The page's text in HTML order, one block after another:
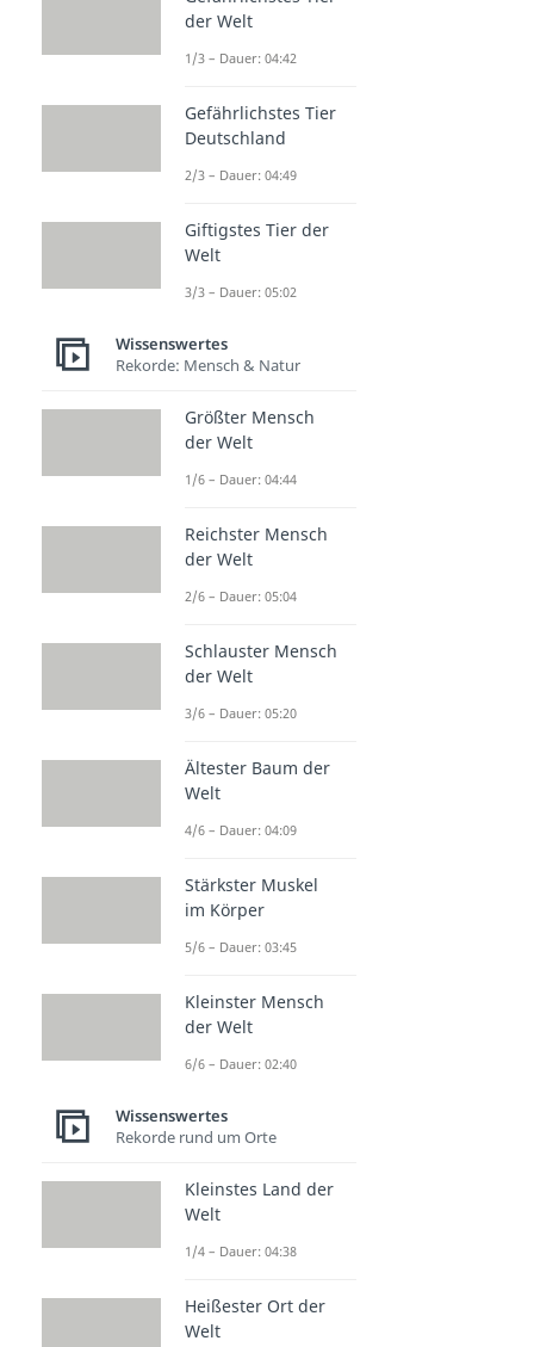
der Welt
1/3 – Dauer: 04:42
Gefährlichstes Tier
Deutschland
2/3 – Dauer: 04:49
Giftigstes Tier der
Welt
3/3 – Dauer: 05:02
Wissenswertes
Rekorde: Mensch & Natur
Größter Mensch
der Welt
1/6 – Dauer: 04:44
Reichster Mensch
der Welt
2/6 – Dauer: 05:04
Schlauster Mensch
der Welt
3/6 – Dauer: 05:20
Ältester Baum der
Welt
4/6 – Dauer: 04:09
Stärkster Muskel
im Körper
5/6 – Dauer: 03:45
Kleinster Mensch
der Welt
6/6 – Dauer: 02:40
Wissenswertes
Rekorde rund um Orte
Kleinstes Land der
Welt
1/4 – Dauer: 04:38
Heißester Ort der
Welt